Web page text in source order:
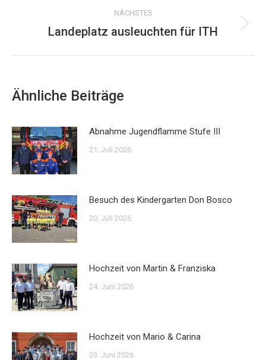
NÄCHSTES
Nächster
Landeplatz ausleuchten für ITH
Ähnliche Beiträge
Abnahme Jugendflamme Stufe III
21. Juli 2026
Besuch des Kindergarten Don Bosco
20. Juli 2026
Hochzeit von Martin & Franziska
24. Juni 2026
Hochzeit von Mario & Carina
23. Juni 2026